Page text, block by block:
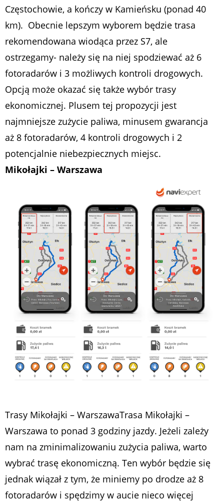
Częstochowie, a kończy w Kamieńsku (ponad 40
km). Obecnie lepszym wyborem będzie trasa
rekomendowana wiodąca przez S7, ale
ostrzegamy- należy się na niej spodziewać aż 6
fotoradarów i 3 możliwych kontroli drogowych.
Opcją może okazać się także wybór trasy
ekonomicznej. Plusem tej propozycji jest
najmniejsze zużycie paliwa, minusem gwarancja
aż 8 fotoradarów, 4 kontroli drogowych i 2
potencjalnie niebezpiecznych miejsc.
Mikołajki – Warszawa
Trasy Mikołajki – WarszawaTrasa Mikołajki –
Warszawa to ponad 3 godziny jazdy. Jeżeli zależy
nam na zminimalizowaniu zużycia paliwa, warto
wybrać trasę ekonomiczną. Ten wybór będzie się
jednak wiązał z tym, że miniemy po drodze aż 8
fotoradarów i spędzimy w aucie nieco więcej